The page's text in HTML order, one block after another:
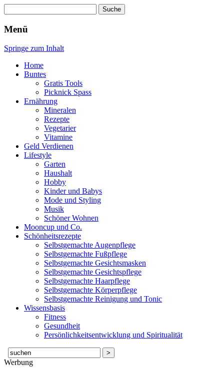
Pinkies
nach:
Menü
Springe zum Inhalt
Home
Buntes
Gratis Tools
Picknick Spass
Ernährung
Mineralen
Rezepte
Vegetarier
Vitamine
Geld Verdienen
Lifestyle
Garten
Haushalt
Hobby
Kinder und Babys
Mode und Styling
Musik
Schöner Wohnen
Mooncup und Co.
Schönheitsrezepte
Selbstgemachte Augenpflege
Selbstgemachte Fußpflege
Selbstgemachte Gesichtsmasken
Selbstgemachte Gesichtspflege
Selbstgemachte Haarpflege
Selbstgemachte Körperpflege
Selbstgemachte Reinigung und Tonic
Wissensbasis
Fitness
Gesundheit
Persönlichkeitsentwicklung und Spiritualität
Suche
nach:
Werbung